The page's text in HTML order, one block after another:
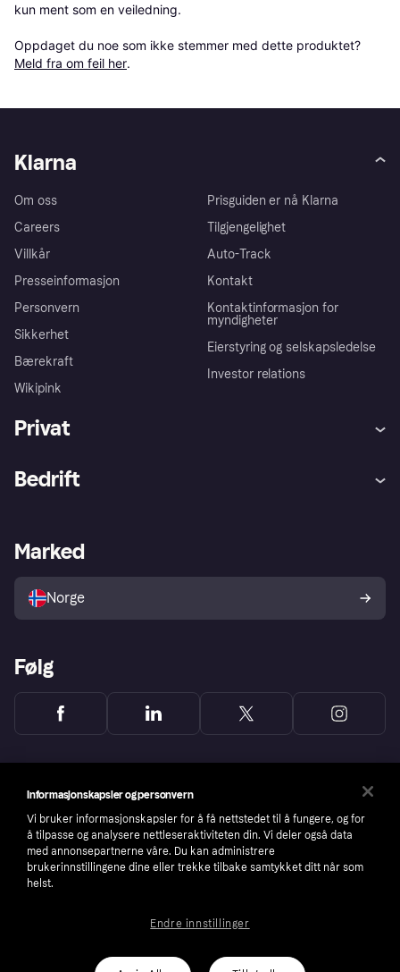
kun ment som en veiledning.
Oppdaget du noe som ikke stemmer med dette produktet?
Meld fra om feil her.
Klarna
Om oss
Careers
Villkår
Presseinformasjon
Personvern
Sikkerhet
Bærekraft
Wikipink
Prisguiden er nå Klarna
Tilgjengelighet
Auto-Track
Kontakt
Kontaktinformasjon for
myndigheter
Eierstyring og selskapsledelse
Investor relations
Privat
Utforsk butikker
Bedrift
Merchant portal
Marked
Norge
Følg
number: 556737-0431
Informasjonskapsler og personvern
Vi bruker informasjonskapsler for å få nettstedet til å fungere, og for
å tilpasse og analysere nettleseraktiviteten din. Vi deler også data
med annonsepartnerne våre. Du kan administrere
brukerinnstillingene dine eller trekke tilbake samtykket ditt når som
helst.
Endre innstillinger